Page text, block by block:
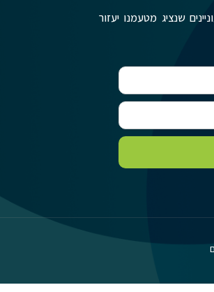
שנציג מטעמנו יעזור